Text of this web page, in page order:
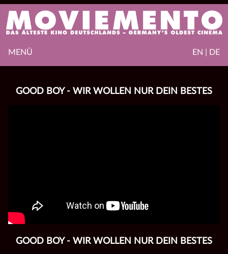
EN | DE
MENÜ
GOOD BOY - WIR WOLLEN NUR DEIN BESTES
GOOD BOY - WIR WOLLEN NUR DEIN BESTES